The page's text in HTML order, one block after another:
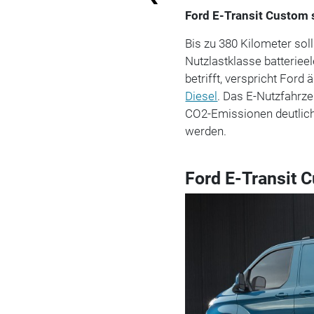
Ford E-Transit
Bis zu 380 Kilometer
Nutzlastklasse
betrifft, verspricht Ford
Diesel. Das E-
CO2-Emissionen
werden.
Ford E-Transit